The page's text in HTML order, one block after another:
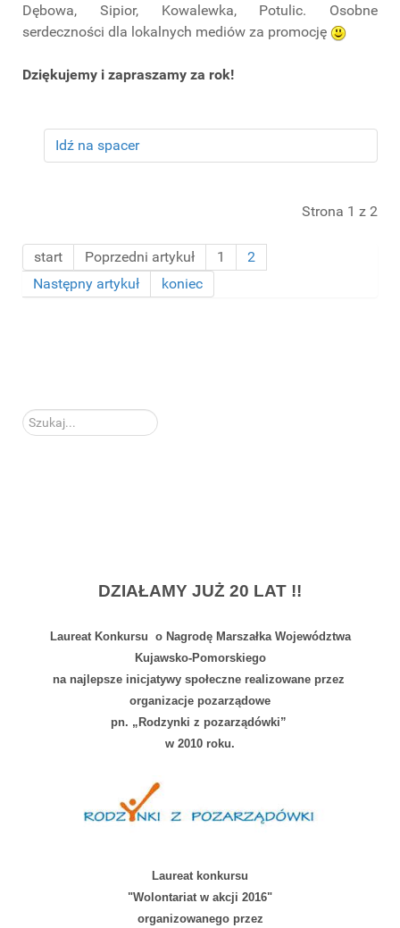
Dębowa, Sipior, Kowalewka, Potulic. Osobne
serdeczności dla lokalnych mediów za promocję
Dziękujemy i zapraszamy za rok!
Idź na spacer
Strona 1 z 2
start Poprzedni artykuł 1
2
Następny artykuł
koniec
Szukaj...
DZIAŁAMY JUŻ 20 LAT !!
Laureat Konkursu o Nagrodę Marszałka Województwa
Kujawsko-Pomorskiego
na najlepsze inicjatywy społeczne realizowane przez
organizacje pozarządowe
pn. „Rodzynki z pozarządówki”
w 2010 roku.
Laureat konkursu
"Wolontariat w akcji 2016"
organizowanego przez